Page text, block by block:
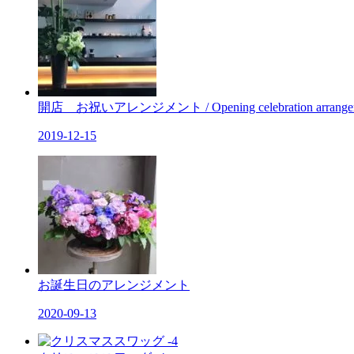
開店 お祝いアレンジメント / Opening celebration
2019-12-15
お誕生日のアレンジメント
2020-09-13